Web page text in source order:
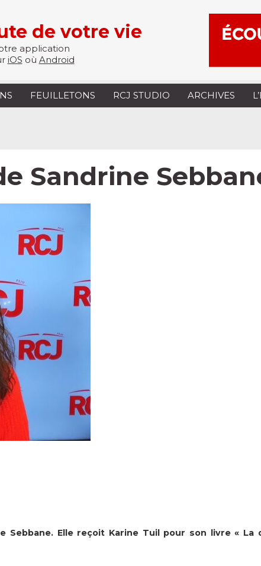
de votre vie
application
iOS où Android
FEUILLETONS RCJ STUDIO ARCHIVES
Sandrine
Sebbane. Elle reçoit Karine Tuil pour son livre « La